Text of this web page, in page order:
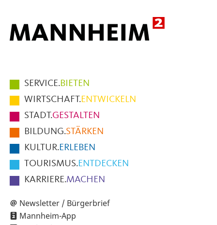
Hauptmenüpunkte
im
Fußbereich
der
Seite
SERVICE.BIETEN
WIRTSCHAFT.ENTWICKELN
STADT.GESTALTEN
BILDUNG.STÄRKEN
KULTUR.ERLEBEN
TOURISMUS.ENTDECKEN
KARRIERE.MACHEN
Newsletter / Bürgerbrief
Mannheim-App